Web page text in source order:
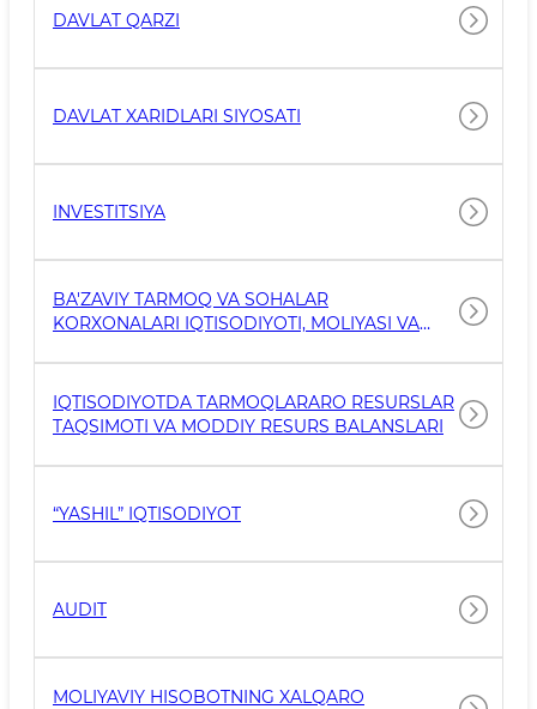
DAVLAT QARZI
DAVLAT XARIDLARI SIYOSATI
INVESTITSIYA
BA'ZAVIY TARMOQ VA SOHALAR
KORXONALARI IQTISODIYOTI, MOLIYASI VA
IQTISODIYOTDA TARMOQLARARO RESURSLAR
TAQSIMOTI VA MODDIY RESURS BALANSLARI
“YASHIL” IQTISODIYOT
AUDIT
MOLIYAVIY HISOBOTNING XALQARO